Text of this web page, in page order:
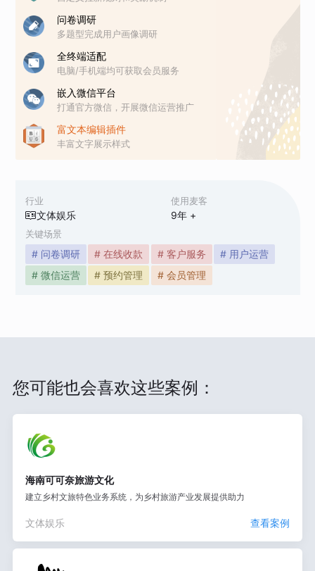
行业
文体娱乐
使用麦客
9年 +
关键场景
# 问卷调研 # 在线收款 # 客户服务
# 用户运营
# 微信运营
# 预约管理 # 会员管理
问卷调研
多题型完成用户画像调研
全终端适配
电脑/手机端均可获取会员服务
嵌入微信平台
打通官方微信，开展微信运营推广
富文本编辑插件
丰富文字展示样式
您可能也会喜欢这些案例：
海南可可奈旅游文化
建立乡村文旅特色业务系统，为乡村旅游产业发展提供助力
文体娱乐 查看案例